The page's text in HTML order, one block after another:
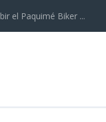
el Paquimé Biker ...